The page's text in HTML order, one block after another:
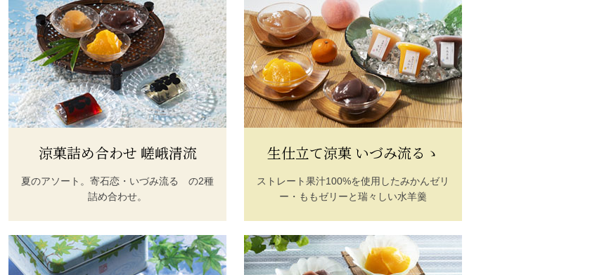
涼菓詰め合わせ 嵯峨清流
夏のアソート。寄石恋・いづみ流るゝの2種
詰め合わせ。
生仕立て涼菓 いづみ流るゝ
ストレート果汁100%を使用したみかんゼリ
ー・ももゼリーと瑞々しい水羊羹